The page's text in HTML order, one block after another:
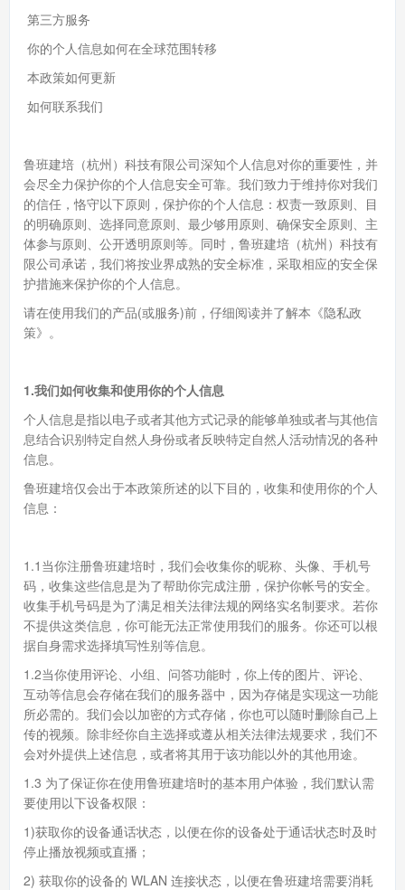
第三方服务
你的个人信息如何在全球范围转移
本政策如何更新
如何联系我们
鲁班建培（杭州）科技有限公司深知个人信息对你的重要性，并
会尽全力保护你的个人信息安全可靠。我们致力于维持你对我们
的信任，恪守以下原则，保护你的个人信息：权责一致原则、目
的明确原则、选择同意原则、最少够用原则、确保安全原则、主
体参与原则、公开透明原则等。同时，鲁班建培（杭州）科技有
限公司承诺，我们将按业界成熟的安全标准，采取相应的安全保
护措施来保护你的个人信息。
请在使用我们的产品(或服务)前，仔细阅读并了解本《隐私政
策》。
1.我们如何收集和使用你的个人信息
个人信息是指以电子或者其他方式记录的能够单独或者与其他信
息结合识别特定自然人身份或者反映特定自然人活动情况的各种
信息。
鲁班建培仅会出于本政策所述的以下目的，收集和使用你的个人
信息：
1.1当你注册鲁班建培时，我们会收集你的昵称、头像、手机号
码，收集这些信息是为了帮助你完成注册，保护你帐号的安全。
收集手机号码是为了满足相关法律法规的网络实名制要求。若你
不提供这类信息，你可能无法正常使用我们的服务。你还可以根
据自身需求选择填写性别等信息。
1.2当你使用评论、小组、问答功能时，你上传的图片、评论、
互动等信息会存储在我们的服务器中，因为存储是实现这一功能
所必需的。我们会以加密的方式存储，你也可以随时删除自己上
传的视频。除非经你自主选择或遵从相关法律法规要求，我们不
会对外提供上述信息，或者将其用于该功能以外的其他用途。
1.3 为了保证你在使用鲁班建培时的基本用户体验，我们默认需
要使用以下设备权限：
1)获取你的设备通话状态，以便在你的设备处于通话状态时及时
停止播放视频或直播；
2) 获取你的设备的 WLAN 连接状态，以便在鲁班建培需要消耗